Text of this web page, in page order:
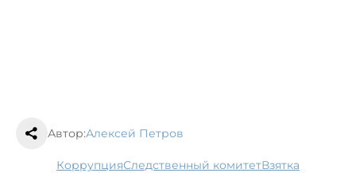
Автор:Алексей Петров
коррупция следственный комитет взятка